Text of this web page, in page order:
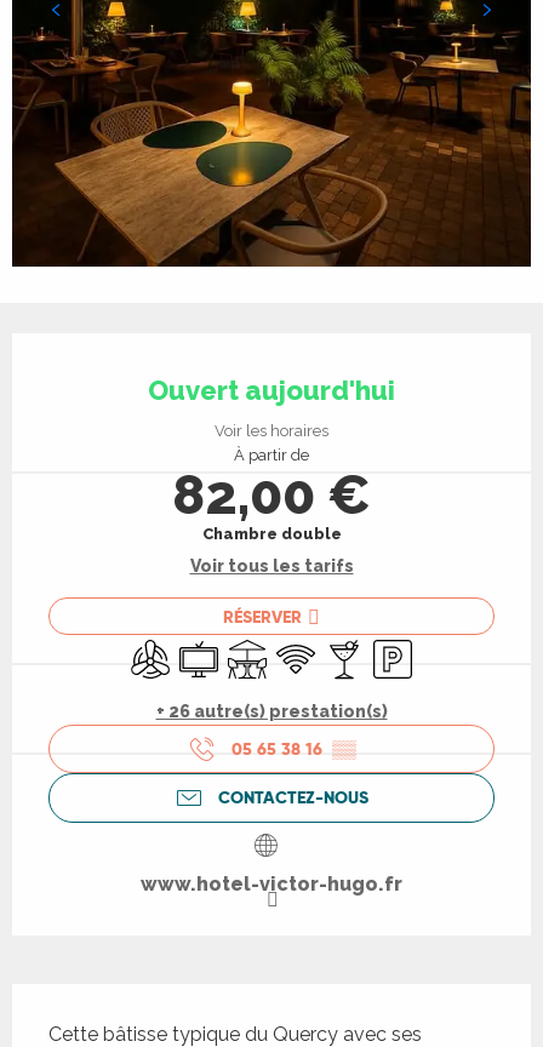
Ouvert aujourd'hui
Voir les horaires
À partir de
82,00 €
Chambre double
Voir tous les tarifs
RÉSERVER
Air conditionné
TélévisionTerrasse
WiFi Bar / Buvette
Parking
+ 26 autre(s) prestation(s)
05 65 38 16 ▒▒
CONTACTEZ-NOUS
www.hotel-victor-hugo.fr
Cette bâtisse typique du Quercy avec ses